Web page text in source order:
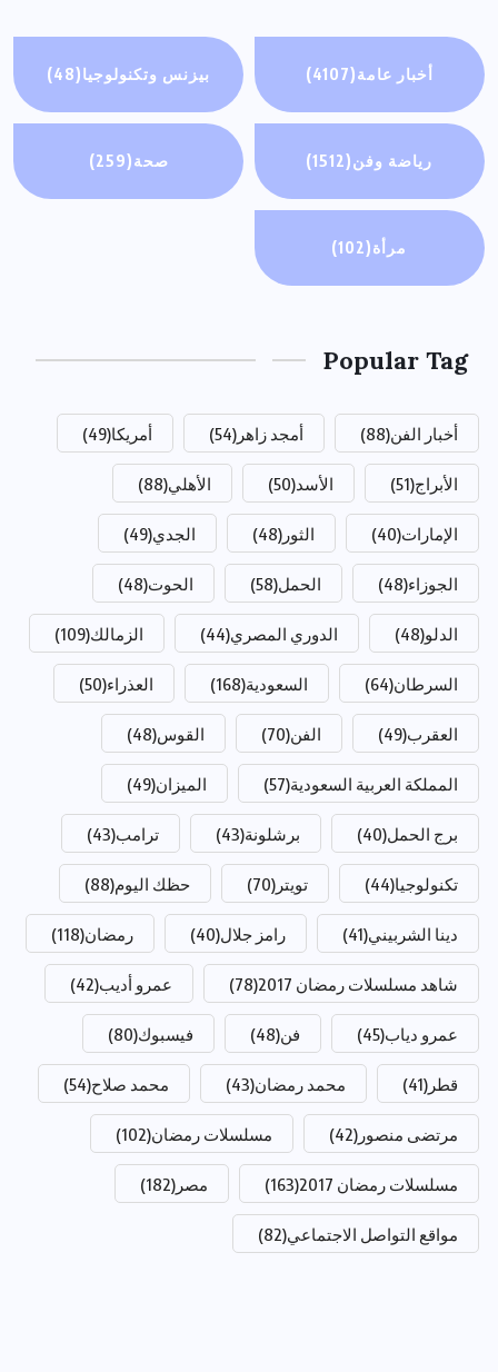
أخبار عامة(4107) بيزنس وتكنولوجيا(48)
رياضة وفن(1512) صحة(259)
مرأة(102)
Popular Tag
أخبار الفن(88) أمجد زاهر (54) أمريكا(49)
الأبراج(51) الأسد(50) الأهلي(88)
الإمارات(40) الثور (48) الجدي(49)
الجوزاء(48) الحمل(58) الحوت(48)
الدلو(48) الدوري المصري(44) الزمالك(109)
السرطان(64) السعودية(168) العذراء(50)
العقرب(49) الفن(70) القوس(48)
المملكة العربية السعودية(57) الميزان(49)
برج الحمل(40) برشلونة(43) ترامب(43)
تكنولوجيا(44) تويتر (70) حظك اليوم(88)
دينا الشربيني(41) رامز جلال(40) رمضان(118)
شاهد مسلسلات رمضان 2017 (78) عمرو أديب(42)
عمرو دياب(45) فن(48) فيسبوك(80)
قطر (41) محمد رمضان(43) محمد صلاح(54)
مرتضى منصور (42) مسلسلات رمضان(102)
مسلسلات رمضان 2017 (163) مصر (182)
مواقع التواصل الاجتماعي(82)